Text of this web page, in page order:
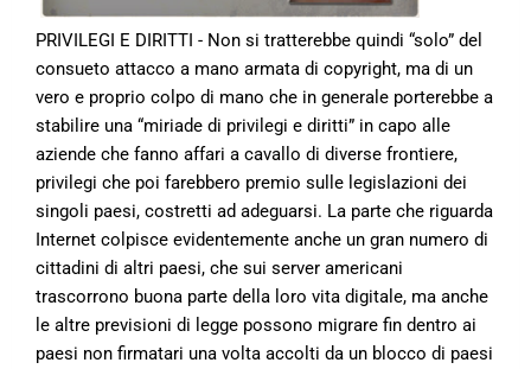
PRIVILEGI E DIRITTI - Non si tratterebbe quindi “solo” del
consueto attacco a mano armata di copyright, ma di un
vero e proprio colpo di mano che in generale porterebbe a
stabilire una “miriade di privilegi e diritti” in capo alle
aziende che fanno affari a cavallo di diverse frontiere,
privilegi che poi farebbero premio sulle legislazioni dei
singoli paesi, costretti ad adeguarsi. La parte che riguarda
Internet colpisce evidentemente anche un gran numero di
cittadini di altri paesi, che sui server americani
trascorrono buona parte della loro vita digitale, ma anche
le altre previsioni di legge possono migrare fin dentro ai
paesi non firmatari una volta accolti da un blocco di paesi